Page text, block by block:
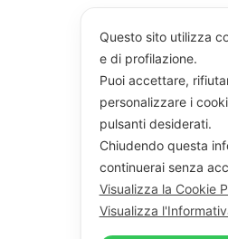
Questo sito utilizza
e di profilazione.
Puoi accettare,
personalizzare i
pulsanti desiderati.
Chiudendo questa
continuerai senza
Visualizza la Cookie
Visualizza